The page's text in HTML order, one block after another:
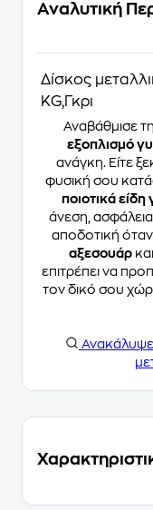
Αναλυτική
Δίσκος
KG,Γκρι
Αναβάθμισε
εξοπλισμό
ανάγκη. Είτε
φυσική σου
ποιοτικά είδη
άνεση, ασφάλεια
αποδοτική όταν
αξεσουάρ και
επιτρέπει να
τον δικό σου
Ανακάλυψε